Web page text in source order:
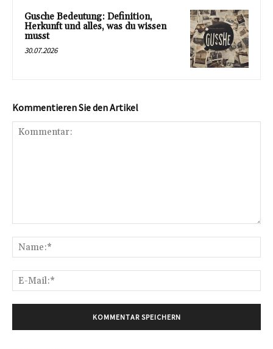
Gusche Bedeutung: Definition,
Herkunft und alles, was du wissen
musst
30.07.2026
Kommentieren Sie den Artikel